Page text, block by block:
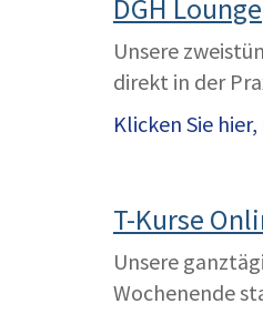
DGH Lounge
Unsere
direkt in der
Klicken Sie
T-Kurse
Unsere
Wochenende